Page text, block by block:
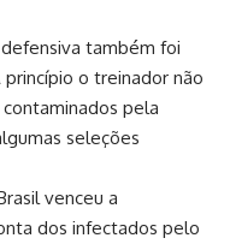
também foi
o treinador não
pela
seleções
venceu a
dos infectados pelo